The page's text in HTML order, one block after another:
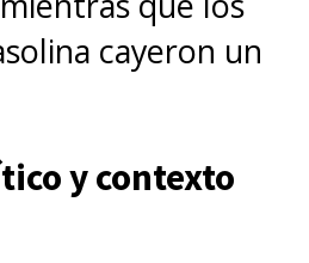
cayeron un
y contexto